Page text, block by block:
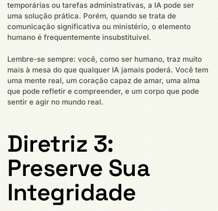
temporárias ou tarefas administrativas, a IA pode ser
uma solução prática. Porém, quando se trata de
comunicação significativa ou ministério, o elemento
humano é frequentemente insubstituível.
Lembre-se sempre: você, como ser humano, traz muito
mais à mesa do que qualquer IA jamais poderá. Você tem
uma mente real, um coração capaz de amar, uma alma
que pode refletir e compreender, e um corpo que pode
sentir e agir no mundo real.
Diretriz 3:
Preserve Sua
Integridade